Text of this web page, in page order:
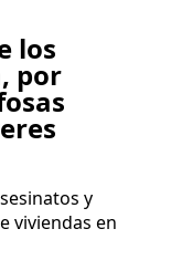
los
por
y
viviendas en